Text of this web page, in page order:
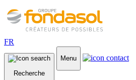
FR
Recherche
Menu